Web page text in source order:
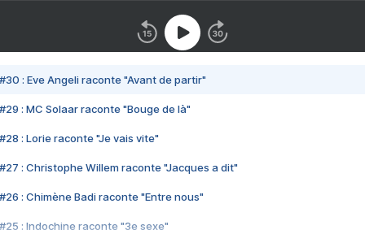
#30 : Eve Angeli raconte "Avant de partir"
#29 : MC Solaar raconte "Bouge de là"
#28 : Lorie raconte "Je vais vite"
#27 : Christophe Willem raconte "Jacques a dit"
#26 : Chimène Badi raconte "Entre nous"
#25 : Indochine raconte "3e sexe"